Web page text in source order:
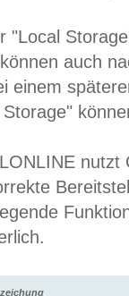
"Local
auch
einem
Storage"
nutzt